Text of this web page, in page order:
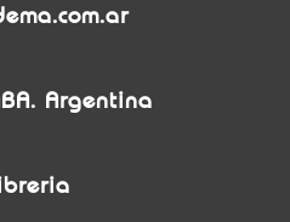
Argentina